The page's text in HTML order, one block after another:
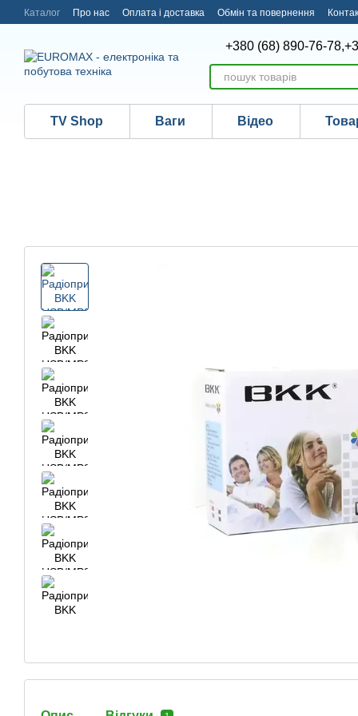
Перейти до основного контенту
Каталог Про нас Оплата і доставка Обмін та повернення
+380 (68) 890-76-78,
TV Shop Ваги Відео